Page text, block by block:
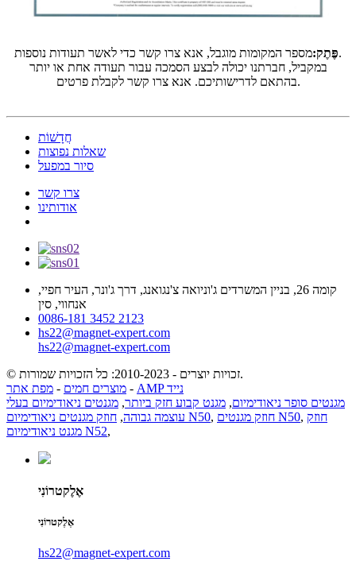
פֶּתֶק:מספר המקומות מוגבל, אנא צרו קשר כדי לאשר תעודות נוספות.
במקביל, חברתנו יכולה לבצע הסמכה עבור תעודה אחת או יותר
בהתאם לדרישותיכם. אנא צרו קשר לקבלת פרטים.
חֲדָשׁוֹת
שאלות נפוצות
סיור במפעל
צרו קשר
אודותינו
קומה 26, בניין המשרדים ג'וניואה צ'נגואנג, דרך ג'ונר, העיר חפיי,
אנחווי, סין
0086-181 3452 2123
hs22@magnet-expert.com
hs22@magnet-expert.com
© זכויות יוצרים - 2010-2023: כל הזכויות שמורות.
מוצרים חמים - מפת אתר -
AMP נייד
מגנטים סופר ניאודימיום, מגנט קבוע חזק ביותר, מגנטים ניאודימיום בעלי
עוצמה גבוהה, חוזק מגנטים ניאודימיום N50, חוזק מגנטים N50, חוזק
מגנט ניאודימיום N52,
אֶלֶקטרוֹנִי
אֶלֶקטרוֹנִי
hs22@magnet-expert.com